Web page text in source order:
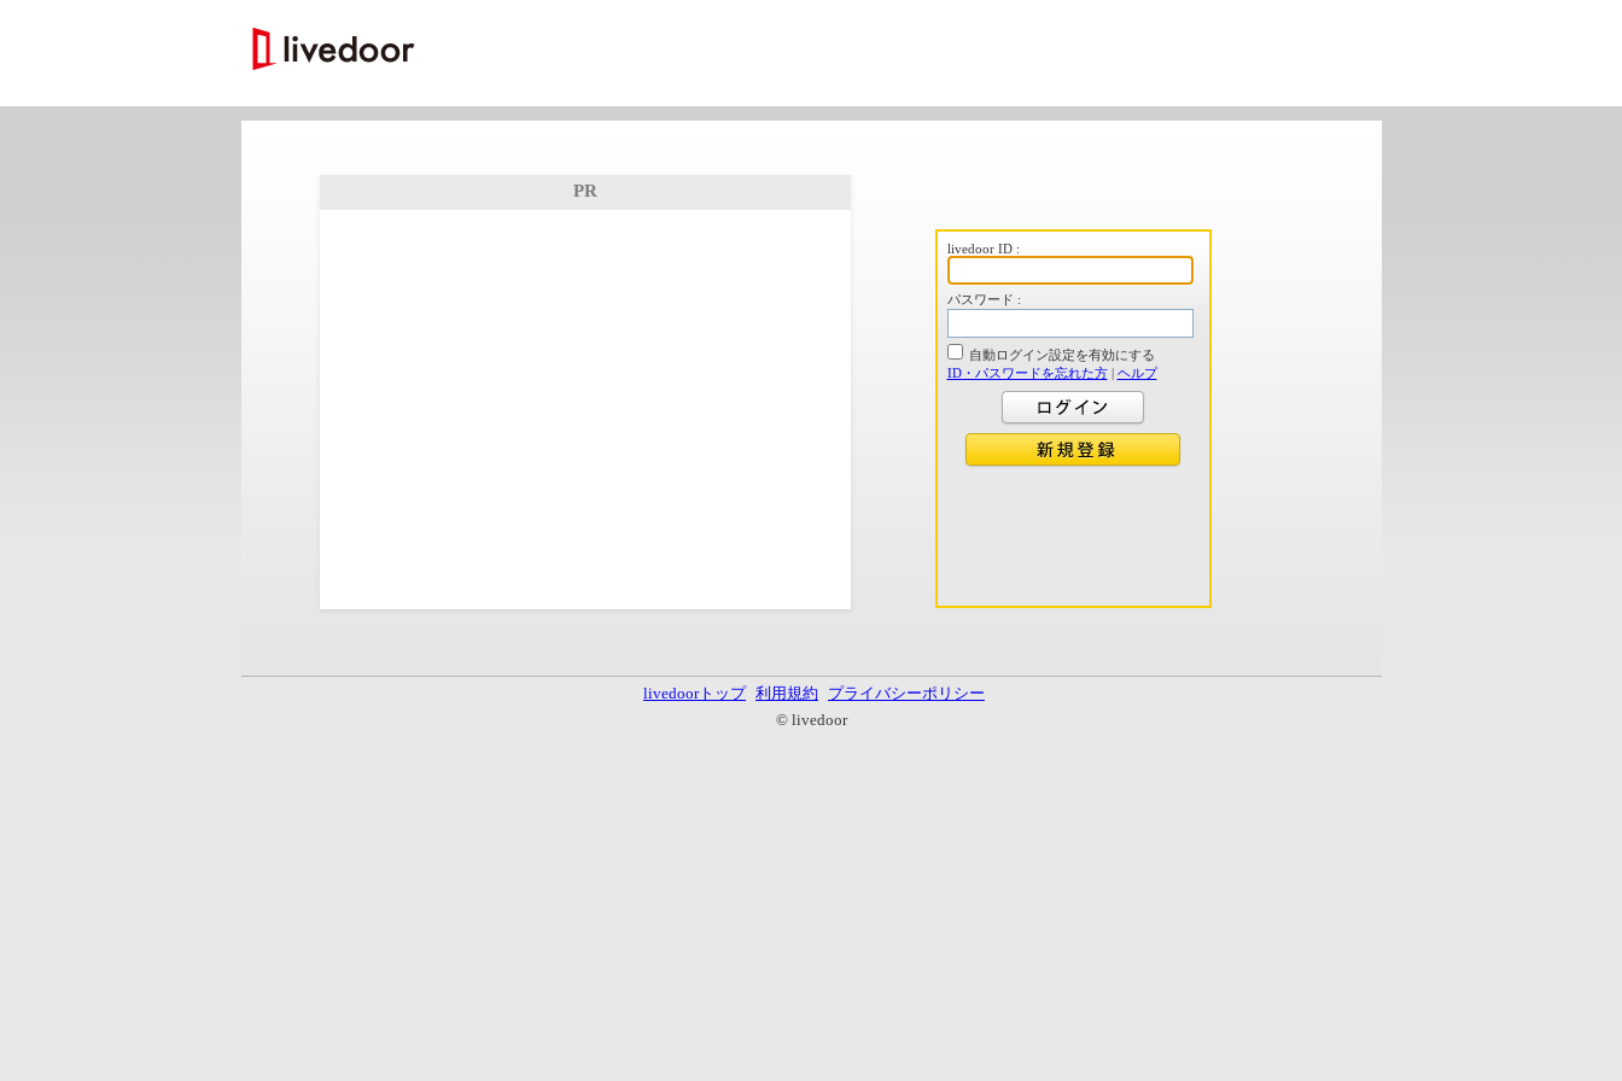
PR
livedoor ID :
パスワード :
自動ログイン設定を有効にする
ID・パスワードを忘れた方| ヘルプ
livedoorトップ 利用規約
プライバシーポリシー
© livedoor